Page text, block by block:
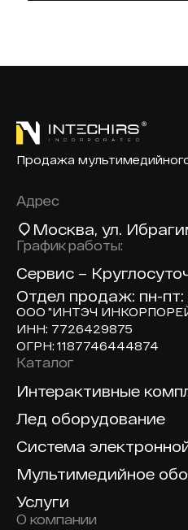
Продажа
Адрес
Москва, ул.
График работы:
Сервис –
Отдел продаж: пн-пт:
ООО "ИНТЭЧ
ИНН: 7726429875
ОГРН: 1187746444874
Доп навигация по сайту
Каталог
Интерактивные
Лед оборудование
Система
Мультимедийное
Услуги
О компании